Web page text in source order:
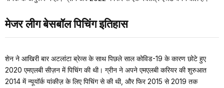
मेजर लीग बेसबॉल पिचिंग इतिहास
शेन ने आखिरी बार अटलांटा ब्रेव्स के साथ पिछले साल कोविड-19 के कारण छोटे हुए
2020 एमएलबी सीज़न में पिचिंग की थी। ग्रीन ने अपने एमएलबी करियर की शुरुआत
2014 में न्यूयॉर्क यांकीज़ के लिए पिचिंग से की थी, और फिर 2015 से 2019 तक